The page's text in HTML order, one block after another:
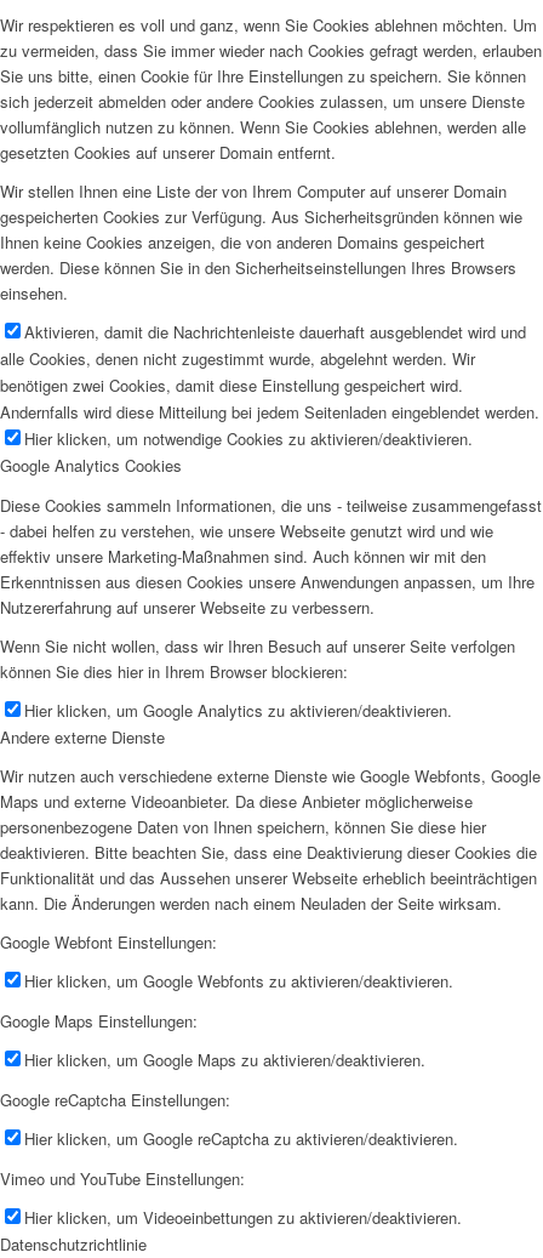
Wir respektieren es voll und ganz, wenn Sie Cookies ablehnen möchten. Um
zu vermeiden, dass Sie immer wieder nach Cookies gefragt werden, erlauben
Sie uns bitte, einen Cookie für Ihre Einstellungen zu speichern. Sie können
sich jederzeit abmelden oder andere Cookies zulassen, um unsere Dienste
vollumfänglich nutzen zu können. Wenn Sie Cookies ablehnen, werden alle
gesetzten Cookies auf unserer Domain entfernt.
Wir stellen Ihnen eine Liste der von Ihrem Computer auf unserer Domain
gespeicherten Cookies zur Verfügung. Aus Sicherheitsgründen können wie
Ihnen keine Cookies anzeigen, die von anderen Domains gespeichert
werden. Diese können Sie in den Sicherheitseinstellungen Ihres Browsers
einsehen.
Aktivieren, damit die Nachrichtenleiste dauerhaft ausgeblendet wird und
alle Cookies, denen nicht zugestimmt wurde, abgelehnt werden. Wir
benötigen zwei Cookies, damit diese Einstellung gespeichert wird.
Andernfalls wird diese Mitteilung bei jedem Seitenladen eingeblendet werden.
Hier klicken, um notwendige Cookies zu aktivieren/deaktivieren.
Google Analytics Cookies
Diese Cookies sammeln Informationen, die uns - teilweise zusammengefasst
- dabei helfen zu verstehen, wie unsere Webseite genutzt wird und wie
effektiv unsere Marketing-Maßnahmen sind. Auch können wir mit den
Erkenntnissen aus diesen Cookies unsere Anwendungen anpassen, um Ihre
Nutzererfahrung auf unserer Webseite zu verbessern.
Wenn Sie nicht wollen, dass wir Ihren Besuch auf unserer Seite verfolgen
können Sie dies hier in Ihrem Browser blockieren:
Hier klicken, um Google Analytics zu aktivieren/deaktivieren.
Andere externe Dienste
Wir nutzen auch verschiedene externe Dienste wie Google Webfonts, Google
Maps und externe Videoanbieter. Da diese Anbieter möglicherweise
personenbezogene Daten von Ihnen speichern, können Sie diese hier
deaktivieren. Bitte beachten Sie, dass eine Deaktivierung dieser Cookies die
Funktionalität und das Aussehen unserer Webseite erheblich beeinträchtigen
kann. Die Änderungen werden nach einem Neuladen der Seite wirksam.
Google Webfont Einstellungen:
Hier klicken, um Google Webfonts zu aktivieren/deaktivieren.
Google Maps Einstellungen:
Hier klicken, um Google Maps zu aktivieren/deaktivieren.
Google reCaptcha Einstellungen:
Hier klicken, um Google reCaptcha zu aktivieren/deaktivieren.
Vimeo und YouTube Einstellungen:
Hier klicken, um Videoeinbettungen zu aktivieren/deaktivieren.
Datenschutzrichtlinie